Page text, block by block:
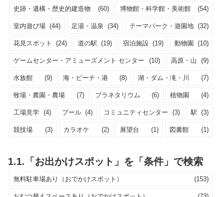
史跡・遺構・歴史的建造物 (60) 博物館・科学館・美術館 (54)
室内遊び場 (44) 足湯・温泉 (34) テーマパーク・遊園地 (32)
花見スポット (24) 道の駅 (19) 宿泊施設 (19) 動物園 (10)
ゲームセンター・アミューズメント センター (10) 高原・山 (9)
水族館 (9) 海・ビーチ・港 (8) 湖・ダム・滝・川 (7)
牧場・農園・農場 (7) プラネタリウム (6) 植物園 (4)
工場見学 (4) プール (4) コミュニティセンター (3) 駅 (3)
競技場 (3) カラオケ (2) 展望台 (1) 図書館 (1)
1.1.「お出かけスポット」を「条件」で検索
無料駐車場あり（おでかけスポット） (153)